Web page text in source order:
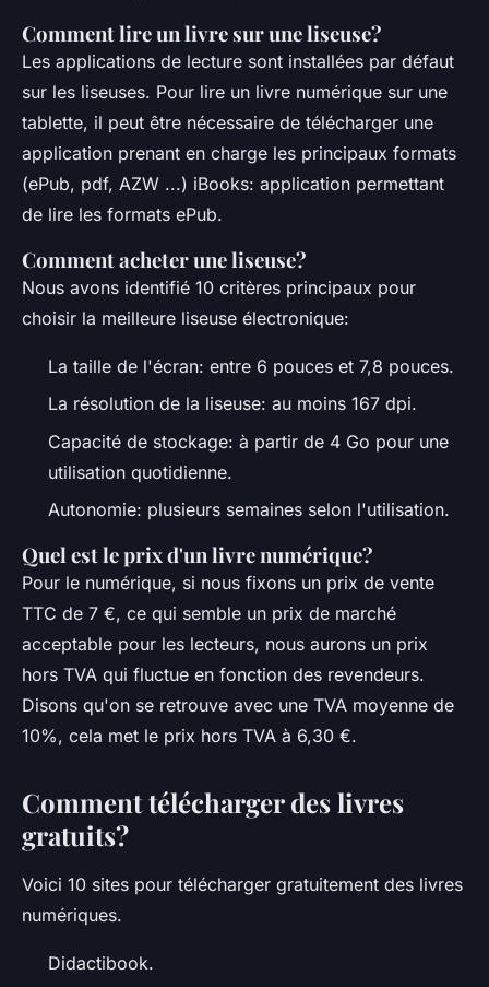
Comment lire un livre sur une liseuse?
Les applications de lecture sont installées par défaut
sur les liseuses. Pour lire un livre numérique sur une
tablette, il peut être nécessaire de télécharger une
application prenant en charge les principaux formats
(ePub, pdf, AZW ...) iBooks: application permettant
de lire les formats ePub.
Comment acheter une liseuse?
Nous avons identifié 10 critères principaux pour
choisir la meilleure liseuse électronique:
La taille de l'écran: entre 6 pouces et 7,8 pouces.
La résolution de la liseuse: au moins 167 dpi.
Capacité de stockage: à partir de 4 Go pour une
utilisation quotidienne.
Autonomie: plusieurs semaines selon l'utilisation.
Quel est le prix d'un livre numérique?
Pour le numérique, si nous fixons un prix de vente
TTC de 7 €, ce qui semble un prix de marché
acceptable pour les lecteurs, nous aurons un prix
hors TVA qui fluctue en fonction des revendeurs.
Disons qu'on se retrouve avec une TVA moyenne de
10%, cela met le prix hors TVA à 6,30 €.
Comment télécharger des livres
gratuits?
Voici 10 sites pour télécharger gratuitement des livres
numériques.
Didactibook.